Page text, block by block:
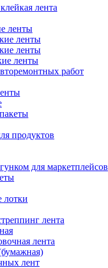
лента
ленты
ленты
ленты
ленты
работ
продуктов
для маркетплейсов
лотки
лента
лента
лент